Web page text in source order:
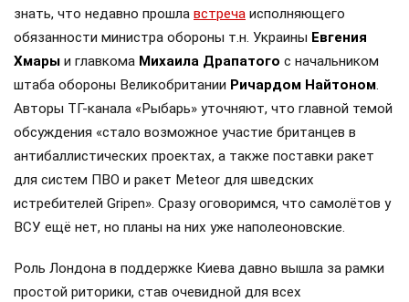
знать, что недавно прошла встреча исполняющего
обязанности министра обороны т.н. Украины Евгения
Хмары и главкома Михаила Драпатого с начальником
штаба обороны Великобритании Ричардом Найтоном.
Авторы ТГ-канала «Рыбарь» уточняют, что главной темой
обсуждения «стало возможное участие британцев в
антибаллистических проектах, а также поставки ракет
для систем ПВО и ракет Meteor для шведских
истребителей Gripen». Сразу оговоримся, что самолётов у
ВСУ ещё нет, но планы на них уже наполеоновские.
Роль Лондона в поддержке Киева давно вышла за рамки
простой риторики, став очевидной для всех